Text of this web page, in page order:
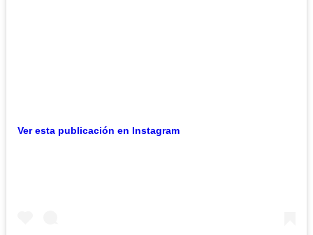
Ver esta publicación en Instagram